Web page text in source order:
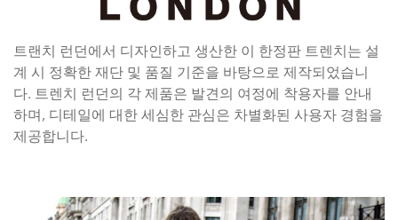
트랜치 런던에서 디자인하고 생산한 이 한정판 트렌치는 설
계 시 정확한 재단 및 품질 기준을 바탕으로 제작되었습니
다. 트렌치 런던의 각 제품은 발견의 여정에 착용자를 안내
하며, 디테일에 대한 세심한 관심은 차별화된 사용자 경험을
제공합니다.